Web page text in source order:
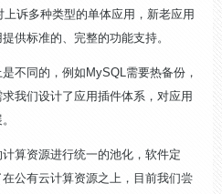
诉多种类型的单体应用，新老应用
供标准的、完整的功能支持。
不同的，例如MySQL需要热备份，
我们设计了应用插件体系，对应用
算资源进行统一的池化，软件定
公有云计算资源之上，目前我们尝